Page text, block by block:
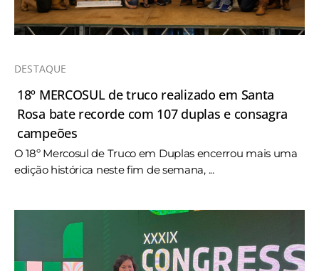
DESTAQUE
18º MERCOSUL de truco realizado em Santa
Rosa bate recorde com 107 duplas e consagra
campeões
O 18º Mercosul de Truco em Duplas encerrou mais uma
edição histórica neste fim de semana, ...